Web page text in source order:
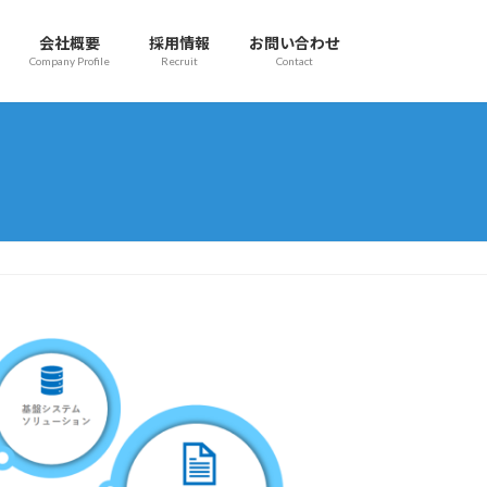
会社概要
Company Profile
採用情報
Recruit
お問い合わせ
Contact